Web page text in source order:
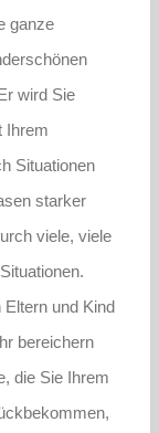
ganze
wird Sie
Ihrem
Situationen
starker
viele, viele
und Kind
bereichern
die Sie Ihrem